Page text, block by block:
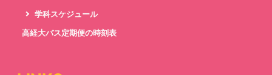
学科スケジュール
高経大バス定期便の時刻表